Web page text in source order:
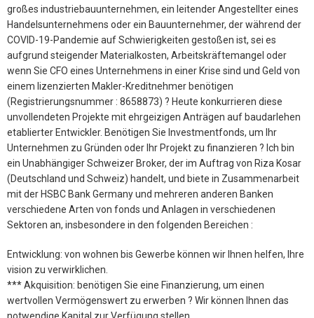
großes industriebauunternehmen, ein leitender Angestellter eines
Handelsunternehmens oder ein Bauunternehmer, der während der
COVID-19-Pandemie auf Schwierigkeiten gestoßen ist, sei es
aufgrund steigender Materialkosten, Arbeitskräftemangel oder
wenn Sie CFO eines Unternehmens in einer Krise sind und Geld von
einem lizenzierten Makler-Kreditnehmer benötigen
(Registrierungsnummer : 8658873) ? Heute konkurrieren diese
unvollendeten Projekte mit ehrgeizigen Anträgen auf baudarlehen
etablierter Entwickler. Benötigen Sie Investmentfonds, um Ihr
Unternehmen zu Gründen oder Ihr Projekt zu finanzieren ? Ich bin
ein Unabhängiger Schweizer Broker, der im Auftrag von Riza Kosar
(Deutschland und Schweiz) handelt, und biete in Zusammenarbeit
mit der HSBC Bank Germany und mehreren anderen Banken
verschiedene Arten von fonds und Anlagen in verschiedenen
Sektoren an, insbesondere in den folgenden Bereichen :
Entwicklung: von wohnen bis Gewerbe können wir Ihnen helfen, Ihre
vision zu verwirklichen.
*** Akquisition: benötigen Sie eine Finanzierung, um einen
wertvollen Vermögenswert zu erwerben ? Wir können Ihnen das
notwendige Kapital zur Verfügung stellen.